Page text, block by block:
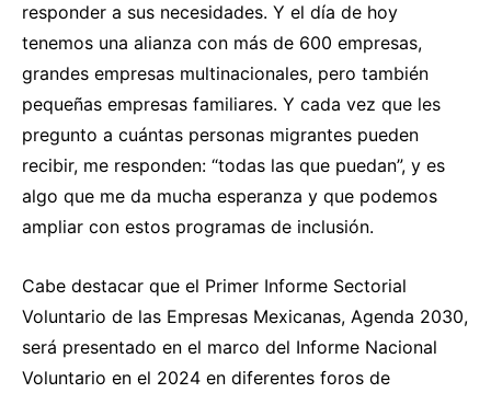
responder a sus necesidades. Y el día de hoy
tenemos una alianza con más de 600 empresas,
grandes empresas multinacionales, pero también
pequeñas empresas familiares. Y cada vez que les
pregunto a cuántas personas migrantes pueden
recibir, me responden: “todas las que puedan”, y es
algo que me da mucha esperanza y que podemos
ampliar con estos programas de inclusión.
Cabe destacar que el Primer Informe Sectorial
Voluntario de las Empresas Mexicanas, Agenda 2030,
será presentado en el marco del Informe Nacional
Voluntario en el 2024 en diferentes foros de